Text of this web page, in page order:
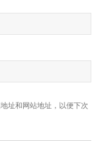
址和网站地址，以便下次